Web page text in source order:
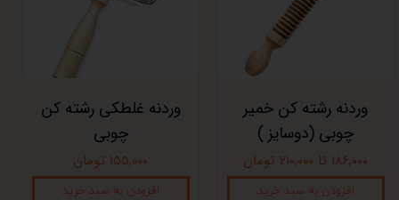
وردنه رشته کن خمیر
چوبی (دوسایز )
۱۸۶,۰۰۰ تا ۲۱۰,۰۰۰ تومان
افزودن به سبد خرید
وردنه غلطکی رشته کن
چوبی
۱۵۵,۰۰۰ تومان
افزودن به سبد خرید